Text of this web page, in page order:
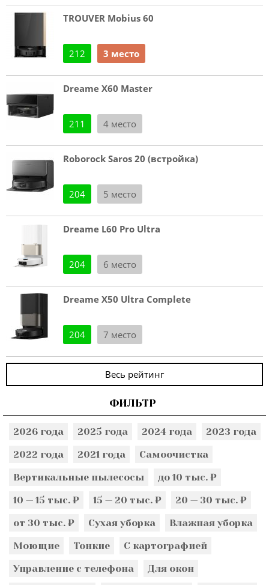
TROUVER Mobius 60
212 3 место
Dreame X60 Master
211 4 место
Roborock Saros 20 (встройка)
204 5 место
Dreame L60 Pro Ultra
204 6 место
Dreame X50 Ultra Complete
204 7 место
Весь рейтинг
ФИЛЬТР
2026 года 2025 года 2024 года
2023 года
2022 года
2021 года
Самоочистка
Вертикальные пылесосы
до 10 тыс. ₽
10 — 15 тыс. ₽
15 — 20 тыс. ₽
20 — 30 тыс. ₽
от 30 тыс. ₽
Сухая уборка
Влажная уборка
Моющие
Тонкие
С картографией
Управление с телефона
Для окон